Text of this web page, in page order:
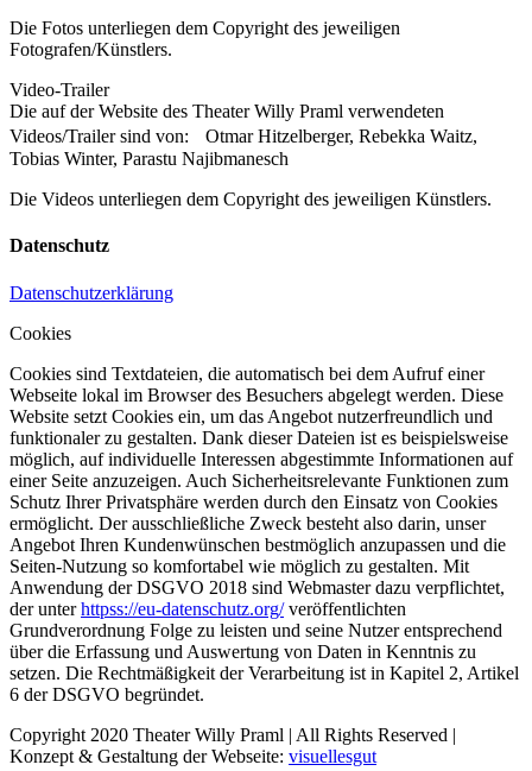
Die Fotos unterliegen dem Copyright des jeweiligen
Fotografen/Künstlers.
Video-Trailer
Die auf der Website des Theater Willy Praml verwendeten
Videos/Trailer sind von: Otmar Hitzelberger, Rebekka Waitz,
Tobias Winter, Parastu Najibmanesch
Die Videos unterliegen dem Copyright des jeweiligen Künstlers.
Datenschutz
Datenschutzerklärung
Cookies
Cookies sind Textdateien, die automatisch bei dem Aufruf einer
Webseite lokal im Browser des Besuchers abgelegt werden. Diese
Website setzt Cookies ein, um das Angebot nutzerfreundlich und
funktionaler zu gestalten. Dank dieser Dateien ist es beispielsweise
möglich, auf individuelle Interessen abgestimmte Informationen auf
einer Seite anzuzeigen. Auch Sicherheitsrelevante Funktionen zum
Schutz Ihrer Privatsphäre werden durch den Einsatz von Cookies
ermöglicht. Der ausschließliche Zweck besteht also darin, unser
Angebot Ihren Kundenwünschen bestmöglich anzupassen und die
Seiten-Nutzung so komfortabel wie möglich zu gestalten. Mit
Anwendung der DSGVO 2018 sind Webmaster dazu verpflichtet,
der unterhttpss://eu-datenschutz.org/veröffentlichten
Grundverordnung Folge zu leisten und seine Nutzer entsprechend
über die Erfassung und Auswertung von Daten in Kenntnis zu
setzen. Die Rechtmäßigkeit der Verarbeitung ist in Kapitel 2, Artikel
6 der DSGVO begründet.
Copyright 2020 Theater Willy Praml | All Rights Reserved |
Konzept & Gestaltung der Webseite: visuellesgut